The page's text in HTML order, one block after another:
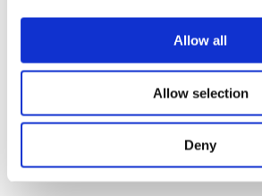
Allow all
Allow selection
Deny